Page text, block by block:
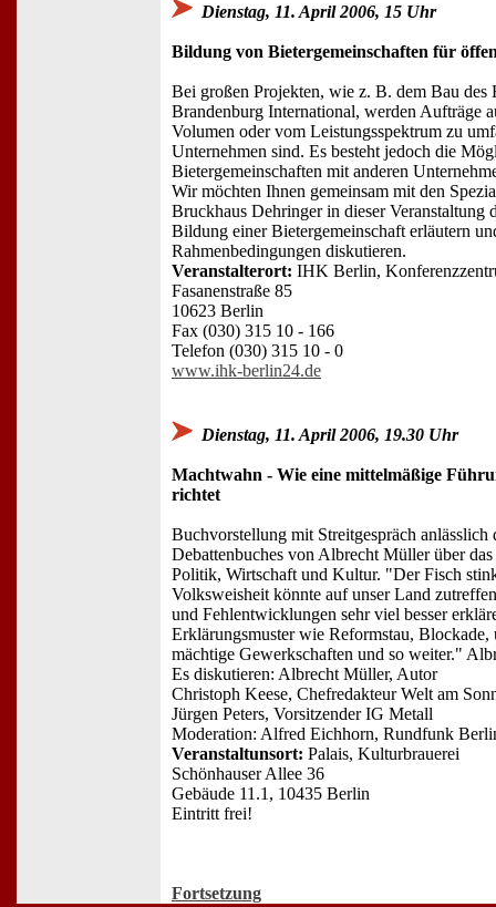
Dienstag, 11. April 2006, 15 Uhr
Bildung von Bietergemeinschaften für
Bei großen Projekten, wie z. B. dem Bau des
Brandenburg International, werden Aufträge
Volumen oder vom Leistungsspektrum zu
Unternehmen sind. Es besteht jedoch die
Bietergemeinschaften mit anderen
Wir möchten Ihnen gemeinsam mit den
Bruckhaus Dehringer in dieser Veranstaltung
Bildung einer Bietergemeinschaft erläutern
Rahmenbedingungen diskutieren.
Veranstalterort: IHK Berlin,
Fasanenstraße 85
10623 Berlin
Fax (030) 315 10 - 166
Telefon (030) 315 10 - 0
www.ihk-berlin24.de
Dienstag, 11. April 2006, 19.30 Uhr
Machtwahn - Wie eine mittelmäßige
richtet
Buchvorstellung mit Streitgespräch anlässlich
Debattenbuches von Albrecht Müller über
Politik, Wirtschaft und Kultur. "Der Fisch
Volksweisheit könnte auf unser Land
und Fehlentwicklungen sehr viel besser
Erklärungsmuster wie Reformstau, Blockade,
mächtige Gewerkschaften und so weiter."
Es diskutieren: Albrecht Müller, Autor
Christoph Keese, Chefredakteur Welt am
Jürgen Peters, Vorsitzender IG Metall
Moderation: Alfred Eichhorn, Rundfunk
Veranstaltunsort: Palais, Kulturbrauerei
Schönhauser Allee 36
Gebäude 11.1, 10435 Berlin
Eintritt frei!
Fortsetzung